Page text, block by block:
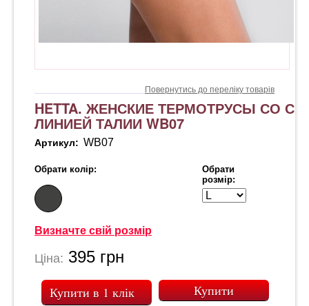
Повернутись до переліку товарів
HETTA. ЖЕНСКИЕ ТЕРМОТРУСЫ СО
ЛИНИЕЙ ТАЛИИ WB07
Артикул: WB07
Обрати колір:
Обрати
розмір:
Визначте свій розмір
Ціна: 395 грн
Купити в 1 клік